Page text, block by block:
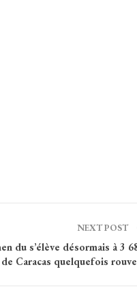
NEXT POST
du s’élève désormais à 3
Caracas quelquefois